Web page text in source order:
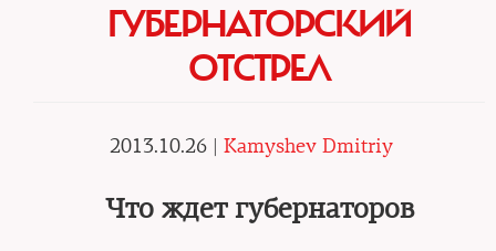
ГУБЕРНАТОРСКИЙ
ОТСТРЕЛ
2013.10.26 | Kamyshev Dmitriy
Что ждет губернаторов